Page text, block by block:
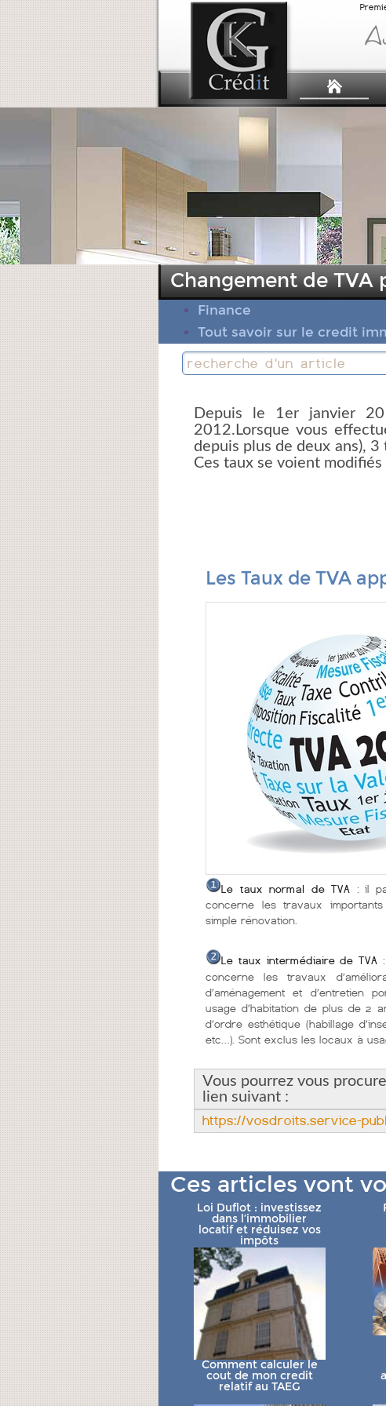
Changement de TVA
Finance
Tout savoir sur le credit
Depuis le 1er janvier
2012.Lorsque vous
depuis plus de deux ans),
Ces taux se voient
Les Taux de TVA
Le taux normal de TVA : il
concerne les travaux
simple rénovation.
Le taux intermédiaire de TVA
concerne les travaux
d’aménagement et d’entretien
usage d’habitation de plus de 2
d’ordre esthétique (habillage
etc…). Sont exclus les locaux à
Vous pourrez vous
lien suivant :
https://vosdroits.service-
Ces articles vont
Loi Duflot : investissez
dans l’immobilier
locatif et réduisez vos
impôts
Comment calculer le
cout de mon credit
relatif au TAEG